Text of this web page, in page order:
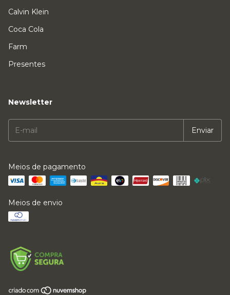
Calvin Klein
Coca Cola
Farm
Presentes
Newsletter
Meios de pagamento
Meios de envio